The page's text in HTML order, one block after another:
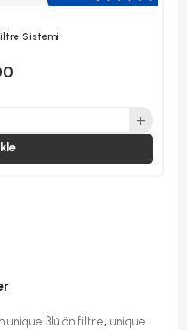
Sistemi
unique 3lü ön filtre, unique